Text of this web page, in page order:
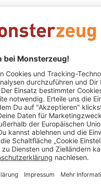
Das könnte